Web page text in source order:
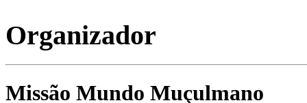
Organizador
Missão Mundo Muçulmano